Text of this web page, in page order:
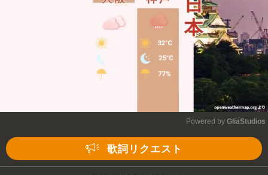
Powered by GliaStudios
歌詞リクエスト